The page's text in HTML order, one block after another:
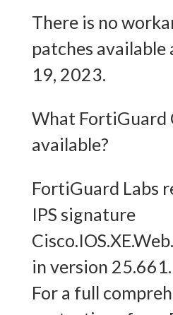
There is no
patches available
19, 2023.
What FortiGuard
available?
FortiGuard Labs
IPS signature
in version 25.661.
For a full